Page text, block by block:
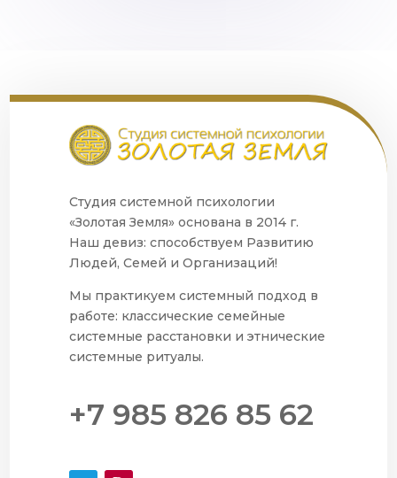
Студия системной психологии
«Золотая Земля» основана в 2014 г.
Наш девиз: способствуем Развитию
Людей, Семей и Организаций!
Мы практикуем системный подход в
работе: классические семейные
системные расстановки и этнические
системные ритуалы.
+7 985 826 85 62